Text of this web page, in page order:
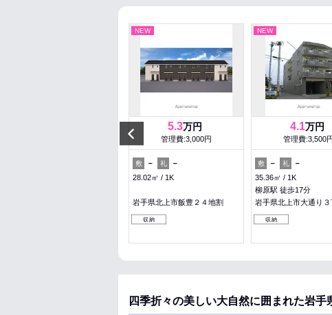
Previous
NEW
5.3万円
管理費:3,000円
敷 － 礼
－
28.02㎡
1K
岩手県北上市飯豊２４地割
収納
NEW
4.1万円
管理費:3,500
敷 － 礼
－
35.36㎡
1K
柳原駅 徒歩17分
岩手県北上市大通り３
収納
四季折々の美しい大自然に囲まれた岩手